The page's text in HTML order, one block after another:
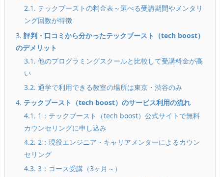
2.1. テックブーストの料金表～選べる受講期間やメンタリ
ング回数が特徴
3. 評判・口コミから分かったテックブースト（tech boost）
のデメリット
3.1. 他のプログラミングスクールと比較して受講料金が高
い
3.2. 通学で利用できる教室の場所は東京・渋谷のみ
4. テックブースト（tech boost）のサービス利用の流れ
4.1. 1：テックブースト（tech boost）公式サイトで無料
カウンセリングに申し込み
4.2. 2：現役エンジニア・キャリアメンターによるカウン
セリング
4.3. 3：コース受講（3ヶ月～）